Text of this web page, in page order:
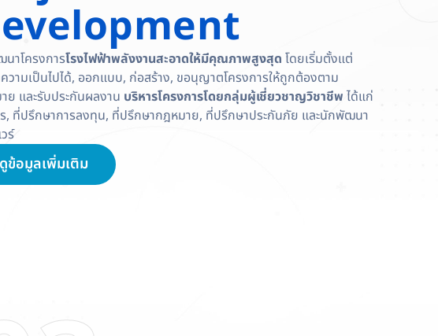
นาโครงการโรงไฟฟ้าพลังงานสะอาดให้มีคุณภาพสูงสุด โดยเริ่มตั้งแต่
วามเป็นไปได้, ออกแบบ, ก่อสร้าง, ขอนุญาตโครงการให้ถูกต้องตาม
ย และรับประกันผลงาน บริหารโครงการโดยกลุ่มผู้เชี่ยวชาญวิชาชีพ ได้แก่
, ที่ปรึกษาการลงทุน, ที่ปรึกษากฎหมาย, ที่ปรึกษาประกันภัย และนักพัฒนา
ร์
ดูข้อมูลเพิ่มเติม